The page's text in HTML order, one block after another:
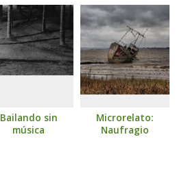
Bailando sin
música
Microrelato:
Naufragio